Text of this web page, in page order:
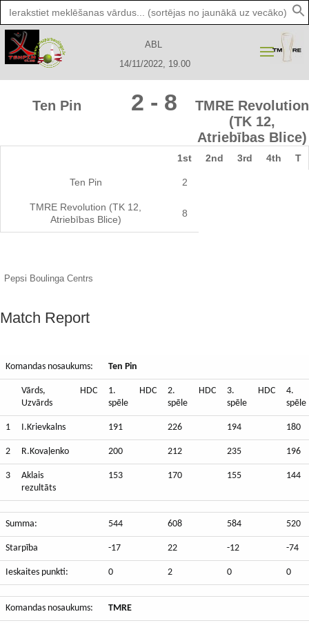
Search
for:
ABL
14/11/2022, 19.00
Ten Pin 2 - 8
TMRE Revolution
(TK 12,
Atriebības Blice)
1st 2nd 3rd 4th T
Ten Pin 2
TMRE Revolution (TK 12,
Atriebības Blice)
8
Pepsi Boulinga Centrs
Match Report
Komandas nosaukums: Ten Pin
Vārds,
Uzvārds
HDC
1.
spēle
HDC
2.
spēle
HDC
3.
spēle
HDC
4.
spēle
1 I.Krievkalns 191 226 194 180
2 R.Kovaļenko 200 212 235 196
3
Aklais
rezultāts
153 170 155 144
Summa: 544 608 584 520
Starpība -17 22 -12 -74
Ieskaites punkti: 0 2 0 0
Komandas nosaukums: TMRE